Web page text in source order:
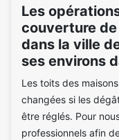
Les
couverture
dans la ville
ses environs
Les toits des
changées si les
être réglés. Pour
professionnels afin